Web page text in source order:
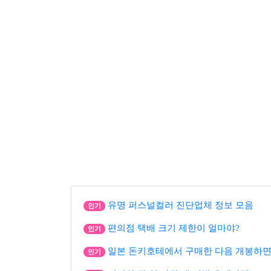
인기 유명 퍼스널컬러 진단업체 정보 모음
인기 편의점 택배 크기 제한이 얼마야?
인기 일본 돈키호테에서 구매한 다음 개봉하